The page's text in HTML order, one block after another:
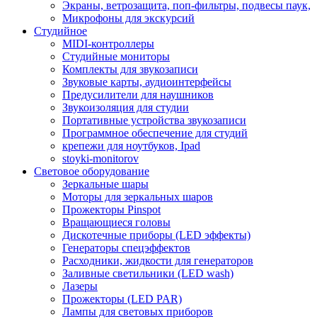
Экраны, ветрозащита, поп-фильтры, подвесы паук,
Микрофоны для экскурсий
Студийное
MIDI-контроллеры
Студийные мониторы
Комплекты для звукозаписи
Звуковые карты, аудиоинтерфейсы
Предусилители для наушников
Звукоизоляция для студии
Портативные устройства звукозаписи
Программное обеспечение для студий
крепежи для ноутбуков, Ipad
stoyki-monitorov
Световое оборудование
Зеркальные шары
Моторы для зеркальных шаров
Прожекторы Pinspot
Вращающиеся головы
Дискотечные приборы (LED эффекты)
Генераторы спецэффектов
Расходники, жидкости для генераторов
Заливные светильники (LED wash)
Лазеры
Прожекторы (LED PAR)
Лампы для световых приборов